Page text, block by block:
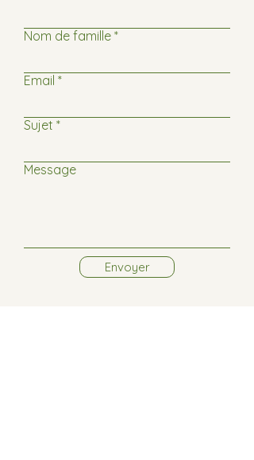
Nom de famille
Email
Sujet
Message
Envoyer